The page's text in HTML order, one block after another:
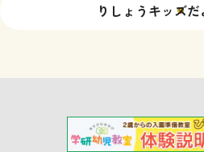
りしょうキッズ